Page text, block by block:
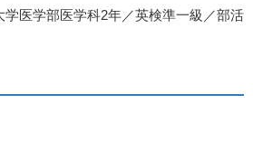
医学部医学科2年／英検準一級／部活